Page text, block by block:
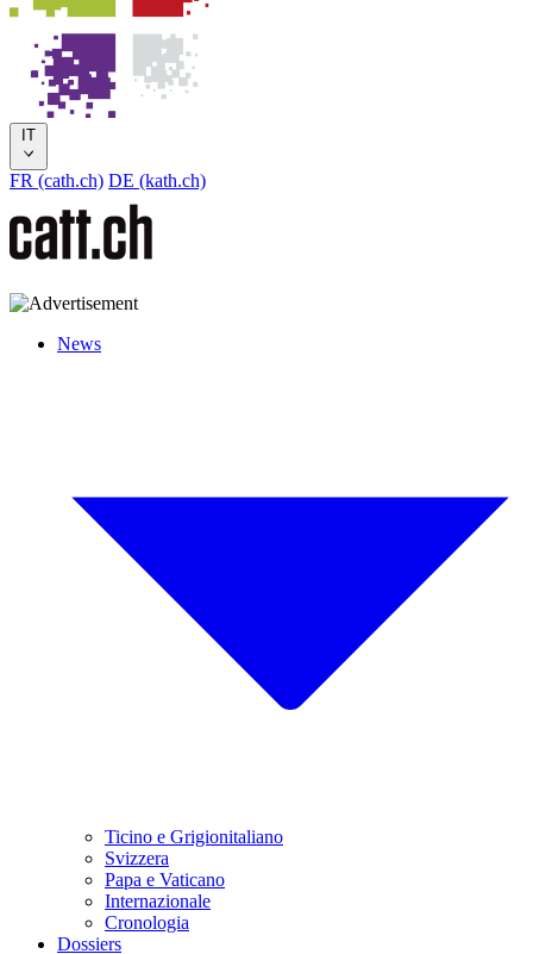
IT
FR (cath.ch) DE (kath.ch)
News
Ticino e Grigionitaliano
Svizzera
Papa e Vaticano
Internazionale
Cronologia
Dossiers